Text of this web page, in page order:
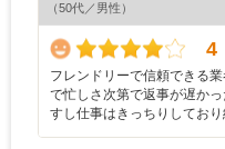
（50代／男性）
4
フレンドリーで信頼できる
で忙しさ次第で返事が遅か
すし仕事はきっちりしており